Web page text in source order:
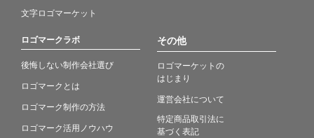
文字ロゴマーケット
ロゴマークラボ
後悔しない制作会社選び
ロゴマークとは
ロゴマーク制作の方法
ロゴマーク活用ノウハウ
その他
ロゴマーケットの
はじまり
運営会社について
特定商品取引法に
基づく表記